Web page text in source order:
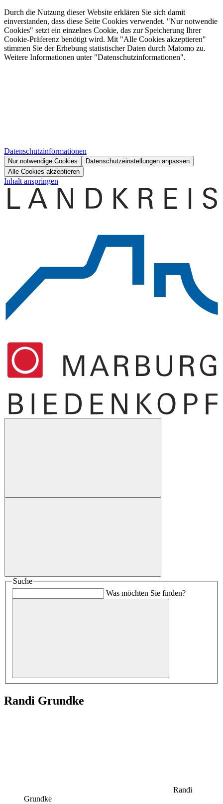
Durch die Nutzung dieser Website erklären Sie sich damit
einverstanden, dass diese Seite Cookies verwendet. "Nur notwendie
Cookies" setzt ein einzelnes Cookie, das zur Speicherung Ihrer
Cookie-Präferenz benötigt wird. Mit "Alle Cookies akzeptieren"
stimmen Sie der Erhebung statistischer Daten durch Matomo zu.
Weitere Informationen unter "Datenschutzinformationen".
Datenschutzinformationen
Nur notwendige Cookies
Datenschutzeinstellungen anpassen
Alle Cookies akzeptieren
Inhalt anspringen
Suche
Was möchten Sie finden?
Randi Grundke
Randi
Grundke